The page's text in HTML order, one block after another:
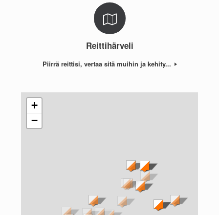
Reittihärveli
Piirrä reittisi, vertaa sitä muihin ja kehity...